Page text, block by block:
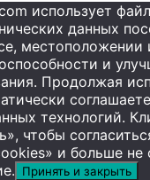
использует
данных
местоположении
и
Продолжая
технологий.
чтобы
и больше не
Принять и закрыть